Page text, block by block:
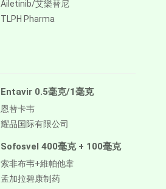
Ailetinib/艾樂替尼
TLPH Pharma
Entavir 0.5毫克/1毫克
恩替卡韦
耀品国际有限公司
Sofosvel 400毫克 + 100毫克
索非布韦+維帕他韋
孟加拉碧康制药